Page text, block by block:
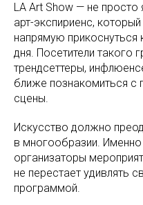
LA Art Show — не
арт-экспириенс,
напрямую прикоснуться
дня. Посетители такого
трендсеттеры,
ближе познакомиться с
сцены.
Искусство должно
в многообразии.
организаторы
не перестает удивлять
программой.